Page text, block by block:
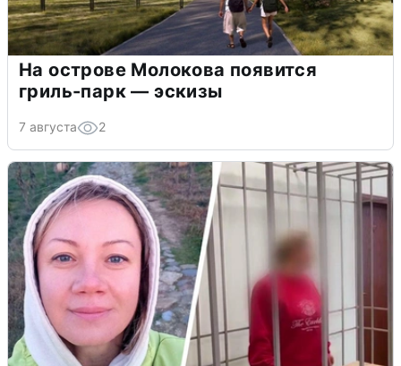
На острове Молокова появится
гриль-парк — эскизы
7 августа 2